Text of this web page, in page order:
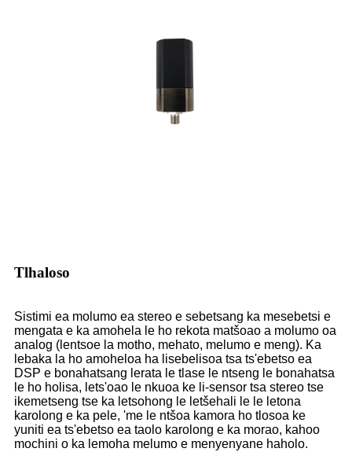
Tlhaloso
Sistimi ea molumo ea stereo e sebetsang ka mesebetsi e
mengata e ka amohela le ho rekota matšoao a molumo oa
analog (lentsoe la motho, mehato, melumo e meng). Ka
lebaka la ho amoheloa ha lisebelisoa tsa ts'ebetso ea
DSP e bonahatsang lerata le tlase le ntseng le bonahatsa
le ho holisa, lets'oao le nkuoa ke li-sensor tsa stereo tse
ikemetseng tse ka letsohong le letšehali le le letona
karolong e ka pele, 'me le ntšoa kamora ho tlosoa ke
yuniti ea ts'ebetso ea taolo karolong e ka morao, kahoo
mochini o ka lemoha melumo e menyenyane haholo.